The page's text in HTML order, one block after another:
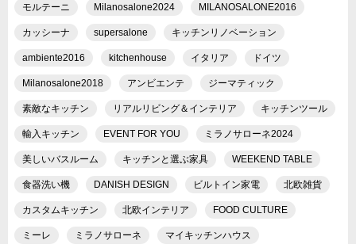
モルテーニ Milanosalone2024 MILANOSALONE2016
カッシーナ supersalone キッチンリノベーション
ambiente2016 kitchenhouse イタリア ドイツ
Milanosalone2018 アンビエンテ ジーマティック
素敵なキッチン リアルリビング＆インテリア キッチンツール
輸入キッチン EVENT FOR YOU ミラノサローネ2024
美しいバスルーム キッチンと選ぶ家具 WEEKEND TABLE
食器洗い機 DANISH DESIGN ビルトイン家電 北欧雑貨
カスタムキッチン 北欧インテリア FOOD CULTURE
ミーレ ミラノサローネ マイキッチンハウス